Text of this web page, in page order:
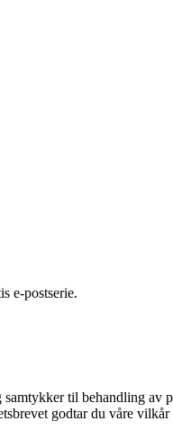
e-postserie.
til behandling av
godtar du våre